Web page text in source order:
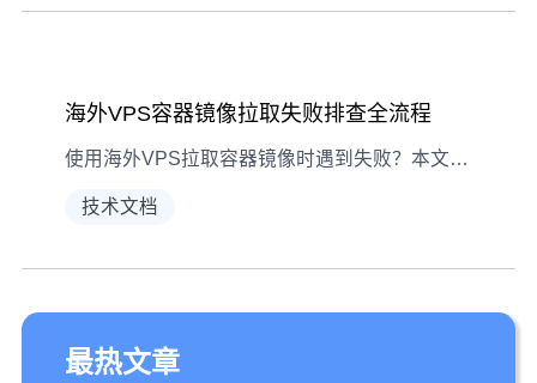
海外VPS容器镜像拉取失败排查全流程
使用海外VPS拉取容器镜像时遇到失败？本文从现象识别到逐步诊断，覆盖网络、认证、仓库、磁盘四大常见问题，提供可操作的排查与解决方法。
技术文档
最热文章